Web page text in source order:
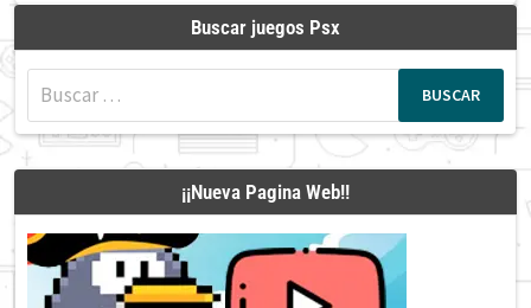
Buscar juegos Psx
Buscar:
¡¡Nueva Pagina Web!!